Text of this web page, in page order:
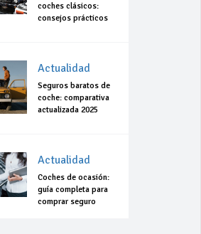
coches clásicos:
consejos prácticos
Actualidad
Seguros baratos de
coche: comparativa
actualizada 2025
Actualidad
Coches de ocasión:
guía completa para
comprar seguro